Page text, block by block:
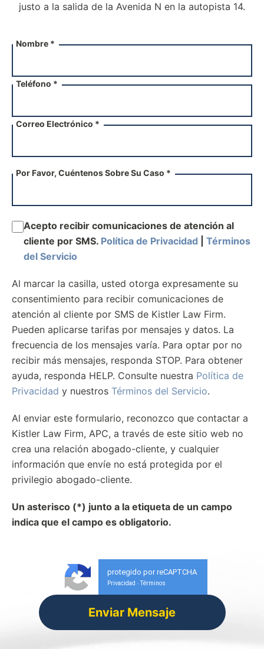
justo a la salida de la Avenida N en la autopista 14.
Nombre *
Teléfono *
Correo Electrónico *
Por Favor, Cuéntenos Sobre Su Caso *
Acepto recibir comunicaciones de atención al
cliente por SMS. Política de Privacidad
Términos
del Servicio
Al marcar la casilla, usted otorga expresamente su
consentimiento para recibir comunicaciones de
atención al cliente por SMS de Kistler Law Firm.
Pueden aplicarse tarifas por mensajes y datos. La
frecuencia de los mensajes varía. Para optar por no
recibir más mensajes, responda STOP. Para obtener
ayuda, responda HELP. Consulte nuestra Política de
Privacidad y nuestros Términos del Servicio.
Al enviar este formulario, reconozco que contactar a
Kistler Law Firm, APC, a través de este sitio web no
crea una relación abogado-cliente, y cualquier
información que envíe no está protegida por el
privilegio abogado-cliente.
Un asterisco (*) junto a la etiqueta de un campo
indica que el campo es obligatorio.
protegido por reCAPTCHA
Privacidad - Términos